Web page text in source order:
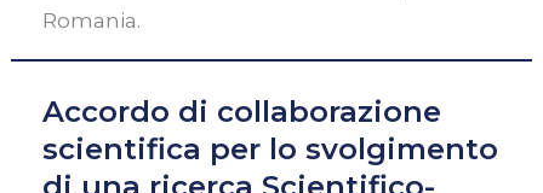
Romania.
Accordo di collaborazione
scientifica per lo svolgimento
di una ricerca Scientifico-